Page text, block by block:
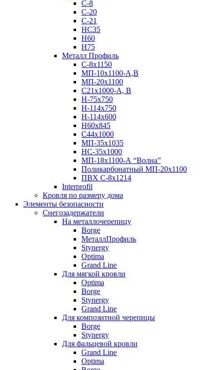
C-8
C-20
C-21
НС35
Н60
H75
Металл Профиль
С-8х1150
МП-10x1100-А,В
МП-20х1100
С21х1000-А, В
H-75х750
Н-114х750
Н-114х600
Н60х845
С44х1000
МП-35х1035
НС-35х1000
МП-18х1100-А “Волна”
Поликарбонатный МП-20х1100
ПВХ С-8х1214
Interprofil
Кровля по размеру дома
Элементы безопасности
Снегозадержатели
На металлочерепицу
Borge
МеталлПрофиль
Stynergy
Optima
Grand Line
Для мягкой кровли
Optima
Borge
Stynergy
Grand Line
Для композитной черепицы
Borge
Stynergy
Для фальцевой кровли
Grand Line
Optima